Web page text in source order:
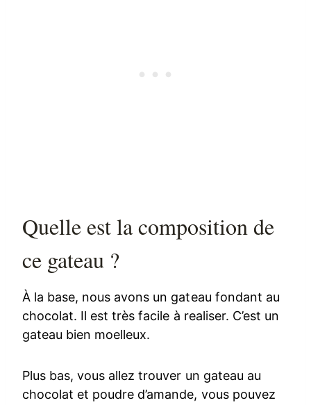
Quelle est la composition de
ce gateau ?
À la base, nous avons un gateau fondant au
chocolat. Il est très facile à realiser. C’est un
gateau bien moelleux.
Plus bas, vous allez trouver un gateau au
chocolat et poudre d’amande, vous pouvez